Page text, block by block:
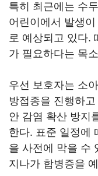
특히 최근에는 수
어린이에서 발생
로 예상되고 있다.
가 필요하다는 목
우선 보호자는 소
방접종을 진행하
안 감염 확산 방지
한다. 표준 일정에
을 사전에 막을 수
지나가 합병증을